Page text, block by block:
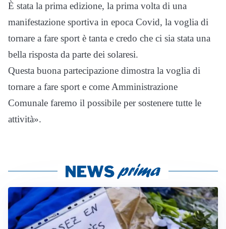
È stata la prima edizione, la prima volta di una
manifestazione sportiva in epoca Covid, la voglia di
tornare a fare sport è tanta e credo che ci sia stata una
bella risposta da parte dei solaresi.
Questa buona partecipazione dimostra la voglia di
tornare a fare sport e come Amministrazione
Comunale faremo il possibile per sostenere tutte le
attività».